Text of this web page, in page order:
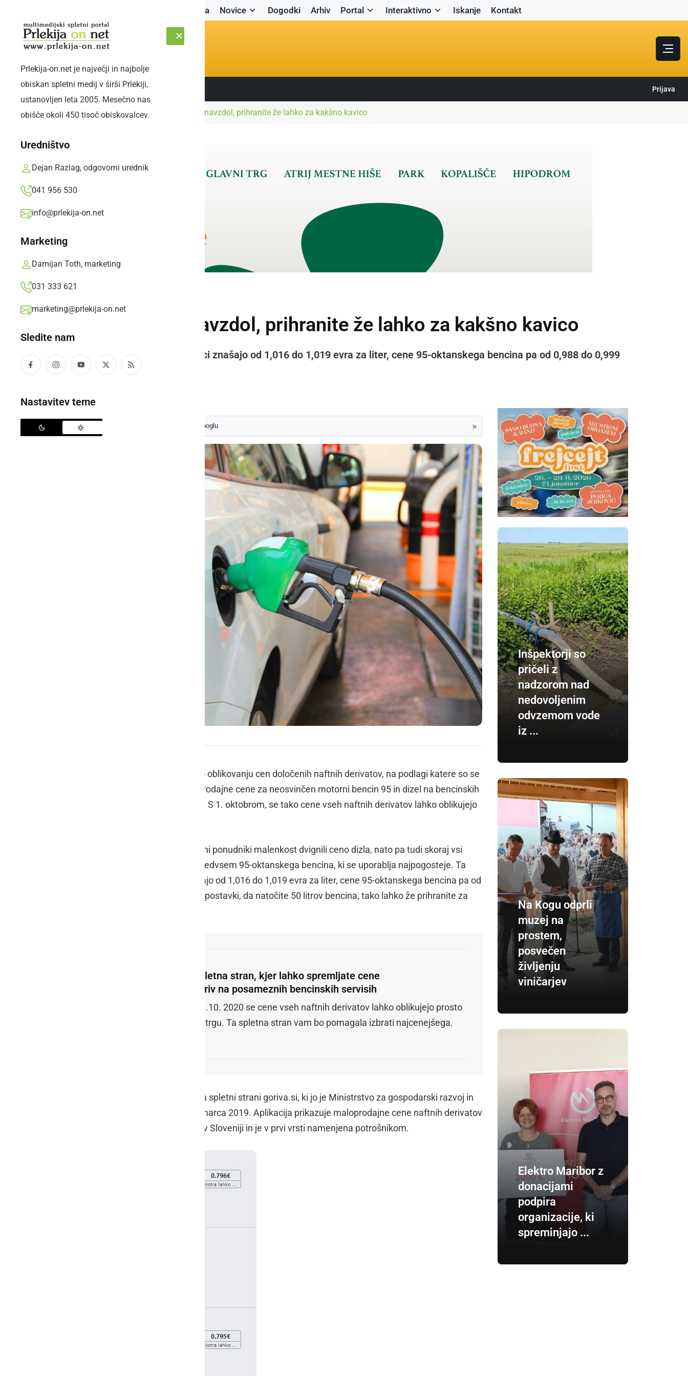
Naslovnica Novice Dogodki Arhiv Portal Interaktivno Iskanje Kontakt
SOBOTA, 8. AVGUST 2026 Sledite nam: Prijava
Prlekija-on.net je največji in najbolje
obiskan spletni medij v širši Prlekiji,
ustanovljen leta 2005. Mesečno nas
obišče okoli 450 tisoč obiskovalcev.
Uredništvo
Dejan Razlag, odgovorni urednik
041 956 530
info@prlekija-on.net
Marketing
Damijan Toth, marketing
031 333 621
marketing@prlekija-on.net
Sledite nam
Nastavitev teme
Naslovnica Gospodarstvo Cene ponekod navzdol, prihranite že lahko za kakšno kavico
Cene ponekod navzdol, prihranite že lahko za kakšno kavico
Ta teden cene dizla v naši okolici znašajo od 1,016 do 1,019 evra za liter, cene 95-oktanskega bencina pa od 0,988 do 0,999
evra na liter.
Izberite kot svoj prednostni vir na Googlu »
S 1. oktobrom se je iztekla Uredba o oblikovanju cen določenih naftnih derivatov, na podlagi katere so se
oblikovale najvišje dovoljene maloprodajne cene za neosvinčen motorni bencin 95 in dizel na bencinskih
servisih izven avtocest in hitrih cest. S 1. oktobrom, se tako cene vseh naftnih derivatov lahko oblikujejo
Že kmalu po sprostitvi, so posamezni ponudniki malenkost dvignili ceno dizla, nato pa tudi skoraj vsi
ponudniki malenkost znižali ceno predvsem 95-oktanskega bencina, ki se uporablja najpogosteje. Ta
teden cene dizla v naši okolici znašajo od 1,016 do 1,019 evra za liter, cene 95-oktanskega bencina pa od
0,988 do 0,999 evra na liter. Ob predpostavki, da natočite 50 litrov bencina, tako lahko že prihranite za
Spletna stran, kjer lahko spremljate cene
goriv na posameznih bencinskih servisih
S 1.10. 2020 se cene vseh naftnih derivatov lahko oblikujejo prosto
na trgu. Ta spletna stran vam bo pomagala izbrati najcenejšega.
Cene goriv sicer lahko spremljate na spletni strani goriva.si, ki jo je Ministrstvo za gospodarski razvoj in
tehnologijo (MGRT) vzpostavilo že marca 2019. Aplikacija prikazuje maloprodajne cene naftnih derivatov
na posameznih bencinskih servisih v Sloveniji in je v prvi vrsti namenjena potrošnikom.
Inšpektorji so
pričeli z
nadzorom nad
nedovoljenim
odvzemom vode
iz ...
Na Kogu odprli
muzej na
prostem,
posvečen
življenju
viničarjev
Elektro Maribor z
donacijami
podpira
organizacije, ki
spreminjajo ...